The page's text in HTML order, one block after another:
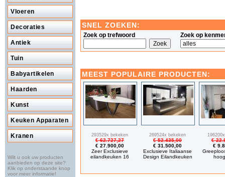
Vloeren
Decoraties
Antiek
Tuin
Babyartikelen
Haarden
Kunst
Keuken Apparaten
Kranen
Wilt u ook uw producten
aanbieden op deze site?
Klik op onderstaande knop
voor meer informatie!
SNEL ZOEKEN:
Zoek op trefwoord Zoek op
MEEST POPULAIRE PRODUCTEN:
293529x bekeken
€ 62.727,27
€ 27.900,00
Zeer Exclusieve
eilandkeuken 16
269524x bekeken
€ 52.435,00
€ 31.500,00
Exclusieve Italiaanse
Design Eilandkeuken
€
€